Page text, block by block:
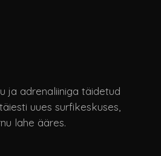
ja adrenaliiniga täidetud
uues surfikeskuses,
lahe ääres.